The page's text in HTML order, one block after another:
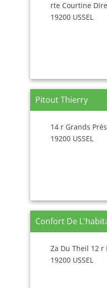
rte Courtine
19200 USSEL
Pitout Thierry
14 r Grands Prés
19200 USSEL
Confort De
Za Du Theil 12 r
19200 USSEL